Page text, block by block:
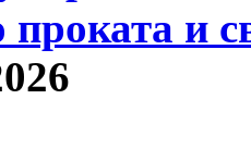
проката и